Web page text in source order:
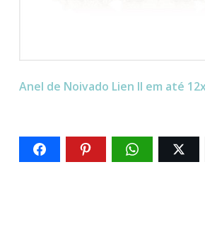
Anel de Noivado Lien II em até